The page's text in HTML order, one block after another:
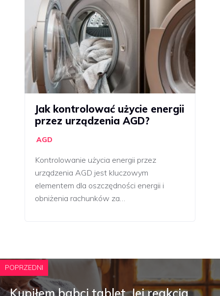
Jak kontrolować użycie energii
przez urządzenia AGD?
AGD
Kontrolowanie użycia energii przez
urządzenia AGD jest kluczowym
elementem dla oszczędności energii i
obniżenia rachunków za…
POPRZEDNI
Kupiłem babci tablet. Jej reakcja